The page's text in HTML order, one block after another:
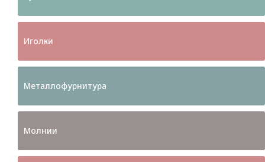
Иголки
Металлофурнитура
Молнии